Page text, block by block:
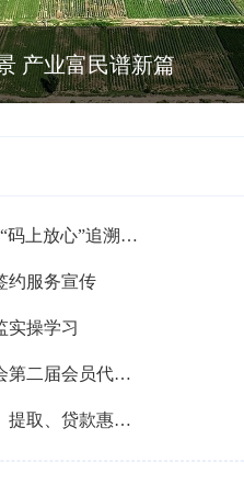
产业富民谱新篇
临河区106家医疗机构入驻“码上放心”追溯平台
约服务宣传
实操学习
巴彦淖尔市志愿服务联合会第二届会员代表大会召开
我市施行多项公积金归集、提取、贷款惠民政策